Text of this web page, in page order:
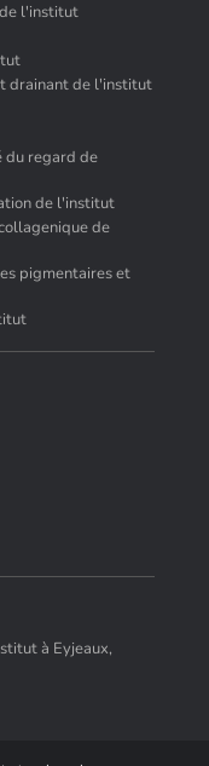
l'institut
drainant de l'institut
du regard de
de l'institut
de
pigmentaires et
à Eyjeaux,